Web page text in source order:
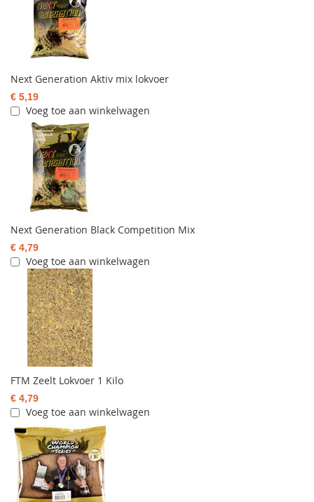
Next Generation Aktiv mix lokvoer
€ 5,19
Voeg toe aan winkelwagen
Next Generation Black Competition Mix
€ 4,79
Voeg toe aan winkelwagen
FTM Zeelt Lokvoer 1 Kilo
€ 4,79
Voeg toe aan winkelwagen